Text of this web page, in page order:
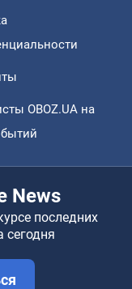
OBOZ.UA на
News
последних
сегодня